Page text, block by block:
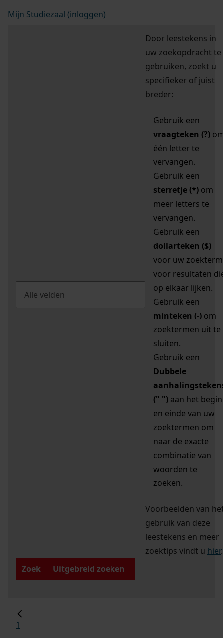
Mijn Studiezaal (inloggen)
Door leestekens in
uw zoekopdracht te
gebruiken, zoekt u
specifieker of juist
breder:
Gebruik een
vraagteken (?)
één letter te
vervangen.
Gebruik een
sterretje (*) om
meer letters te
vervangen.
Gebruik een
dollarteken ($)
voor uw zoekterm
voor resultaten
op elkaar lijken.
Gebruik een
minteken (-) om
zoektermen uit te
sluiten.
Gebruik een
Dubbele
(" ") aan het begin
en einde van uw
zoektermen om
naar de exacte
combinatie van
woorden te
zoeken.
Voorbeelden van
gebruik van deze
leestekens en meer
zoektips vindt u hier.
Zoek
Uitgebreid zoeken
1